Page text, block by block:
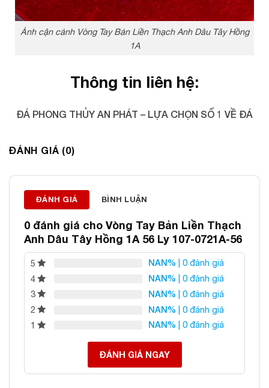
Ảnh cận cảnh Vòng Tay Bản Liền Thạch Anh Dâu Tây Hồng
1A
Thông tin liên hệ:
ĐÁ PHONG THỦY AN PHÁT – LỰA CHỌN SỐ 1 VỀ ĐÁ
Địa chỉ: 60/69 Bùi Huy Bích, Hoàng Mai, Hà Nội
Email:daphongthuyanphat@gmail.com
ĐÁNH GIÁ (0)
ĐÁNH GIÁ BÌNH LUẬN
0 đánh giá cho Vòng Tay Bản Liền Thạch
Anh Dâu Tây Hồng 1A 56 Ly 107-0721A-56
5 NAN% | 0 đánh giá
4
NAN% | 0 đánh giá
3
NAN% | 0 đánh giá
2
NAN% | 0 đánh giá
1
NAN% | 0 đánh giá
ĐÁNH GIÁ NGAY